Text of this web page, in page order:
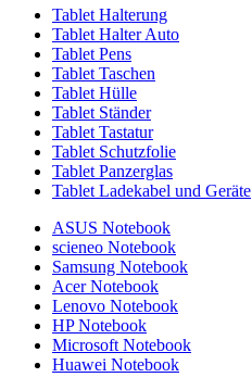
Tablet Halterung
Tablet Halter Auto
Tablet Pens
Tablet Taschen
Tablet Hülle
Tablet Ständer
Tablet Tastatur
Tablet Schutzfolie
Tablet Panzerglas
Tablet Ladekabel und Geräte
ASUS Notebook
scieneo Notebook
Samsung Notebook
Acer Notebook
Lenovo Notebook
HP Notebook
Microsoft Notebook
Huawei Notebook